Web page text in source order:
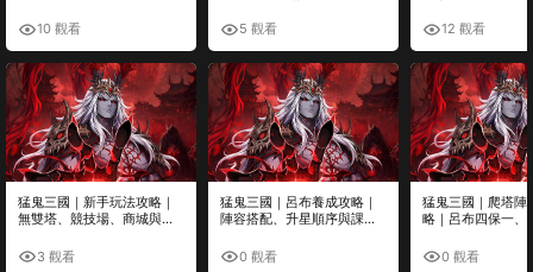
10 觀看
猛鬼三國｜新手玩法攻略｜
無雙塔、競技場、商城與每
3 觀看
5 觀看
猛鬼三國｜呂布養成攻略｜
陣容搭配、升星順序與課金
0 觀看
12 觀看
猛鬼三國｜爬塔陣
略｜呂布四保一、
0 觀看